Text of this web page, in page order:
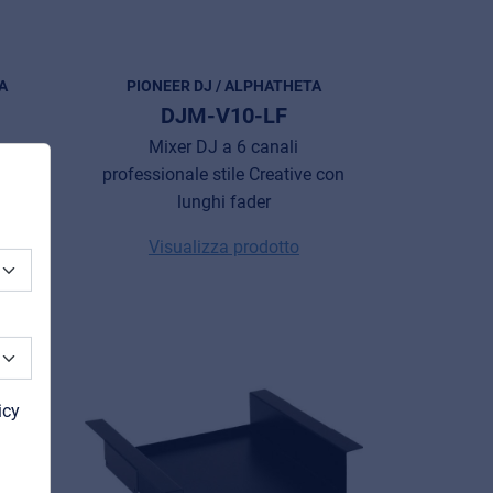
PIONEER DJ / ALPHATHETA
DJM-V10-LF
Mixer DJ a 6 canali
professionale stile Creative con
lunghi fader
Visualizza prodotto